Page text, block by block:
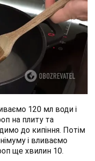
120 мл води і
на плиту та
до кипіння. Потім
і вливаємо
ще хвилин 10.